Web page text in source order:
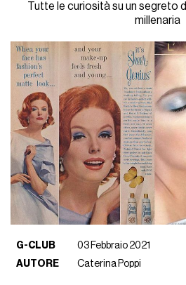
Tutte le curiosità su un segreto
millenaria
G-CLUB
03 Febbraio 2021
AUTORE
Caterina Poppi